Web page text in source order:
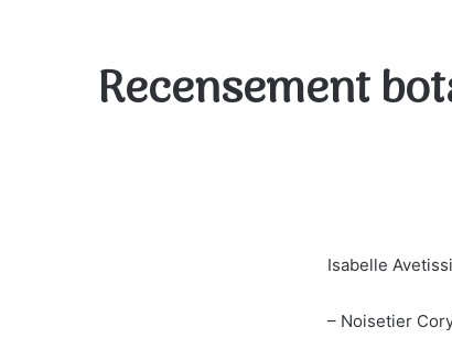
Recensement
Isabelle
– Noisetier